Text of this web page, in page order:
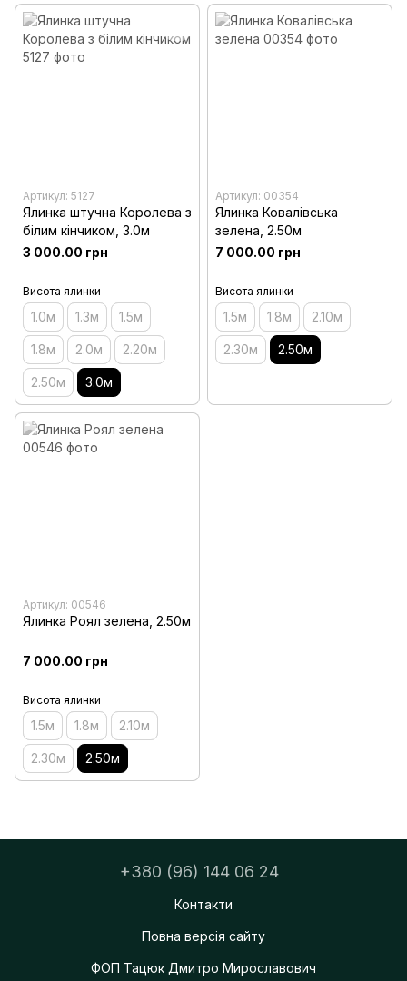
Артикул: 5127
Ялинка штучна Королева з
білим кінчиком, 3.0м
3 000.00 грн
Висота ялинки
1.0м 1.3м 1.5м
1.8м 2.0м 2.20м
2.50м 3.0м
Артикул: 00354
Ялинка Ковалівська
зелена, 2.50м
7 000.00 грн
Висота ялинки
1.5м 1.8м 2.10м
2.30м 2.50м
Артикул: 00546
Ялинка Роял зелена, 2.50м
7 000.00 грн
Висота ялинки
1.5м 1.8м 2.10м
2.30м 2.50м
+380 (96) 144 06 24
Контакти
Повна версія сайту
ФОП Тацюк Дмитро Мирославович